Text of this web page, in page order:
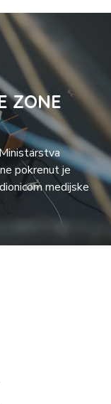
ZONE
pokrenut je
medijske